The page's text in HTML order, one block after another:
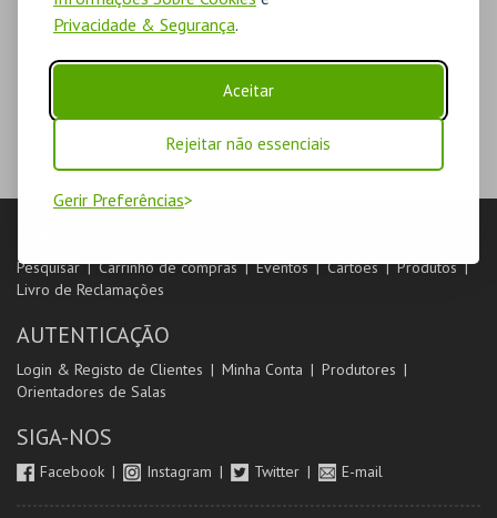
Privacidade & Segurança.
Aceitar
Rejeitar não essenciais
Gerir Preferências
Pesquisar Carrinho de compras Eventos Cartões
Produtos
Livro de Reclamações
AUTENTICAÇÃO
Login & Registo de Clientes Minha Conta
Produtores
Orientadores de Salas
SIGA-NOS
Facebook Instagram Twitter E-mail